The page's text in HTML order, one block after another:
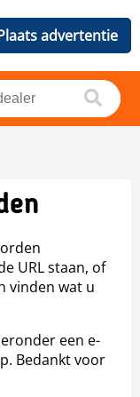
advertentie
URL staan, of
vinden wat u
een e-
Bedankt voor